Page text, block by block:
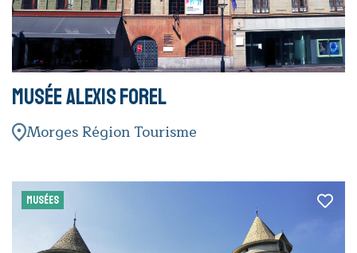
Musée Alexis Forel
Morges Région Tourisme
MUSÉES